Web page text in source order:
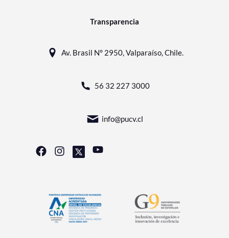
Transparencia
Av. Brasil N° 2950, Valparaíso, Chile.
56 32 227 3000
info@pucv.cl